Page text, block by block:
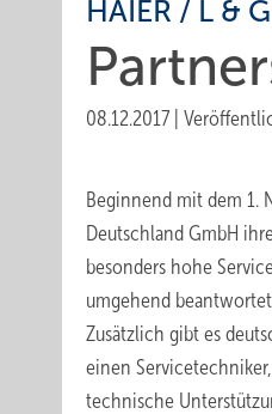
HAIER / L &
08.12.2017
Beginnend mit dem 1.
Deutschland GmbH
besonders hohe
umgehend
Zusätzlich gibt es
einen
technische